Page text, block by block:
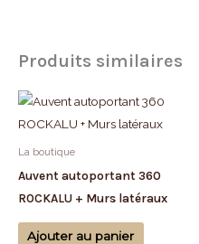
Produits similaires
La boutique
Auvent autoportant 360
ROCKALU + Murs latéraux
Ajouter au panier